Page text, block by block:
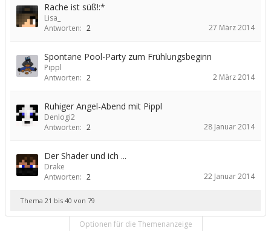
Rache ist süß!:*
Lisa_
Antworten: 2 27 März 2014
Spontane Pool-Party zum Frühlungsbeginn
Pippl
Antworten: 2 2 März 2014
Ruhiger Angel-Abend mit Pippl
Denlogi2
Antworten: 2 28 Januar 2014
Der Shader und ich ...
Drake
Antworten: 2 22 Januar 2014
Thema 21 bis 40 von 79
Optionen für die Themenanzeige